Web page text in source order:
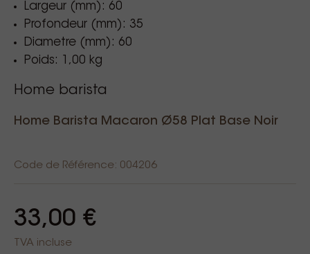
Largeur (mm): 60
Profondeur (mm): 35
Diametre (mm): 60
Poids: 1,00 kg
Home barista
Home Barista Macaron Ø58 Plat Base Noir
Code de Référence: 004206
33,00 €
TVA incluse